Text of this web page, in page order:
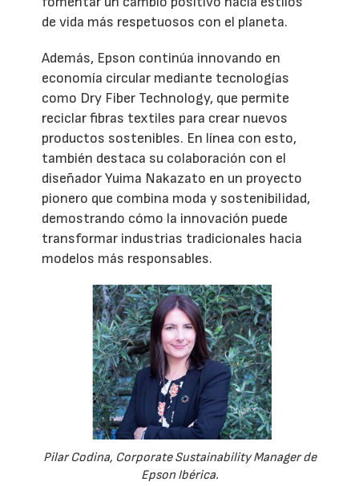
de vida más respetuosos con el planeta.
Además, Epson continúa innovando en
economía circular mediante tecnologías
como Dry Fiber Technology, que permite
reciclar fibras textiles para crear nuevos
productos sostenibles. En línea con esto,
también destaca su colaboración con el
diseñador Yuima Nakazato en un proyecto
pionero que combina moda y sostenibilidad,
demostrando cómo la innovación puede
transformar industrias tradicionales hacia
modelos más responsables.
Pilar Codina, Corporate Sustainability Manager de
Epson Ibérica.